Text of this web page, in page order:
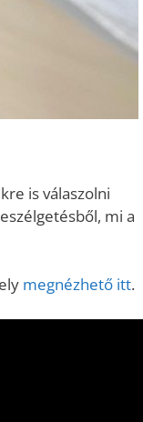
is válaszolni
mi a
megnézhető itt.